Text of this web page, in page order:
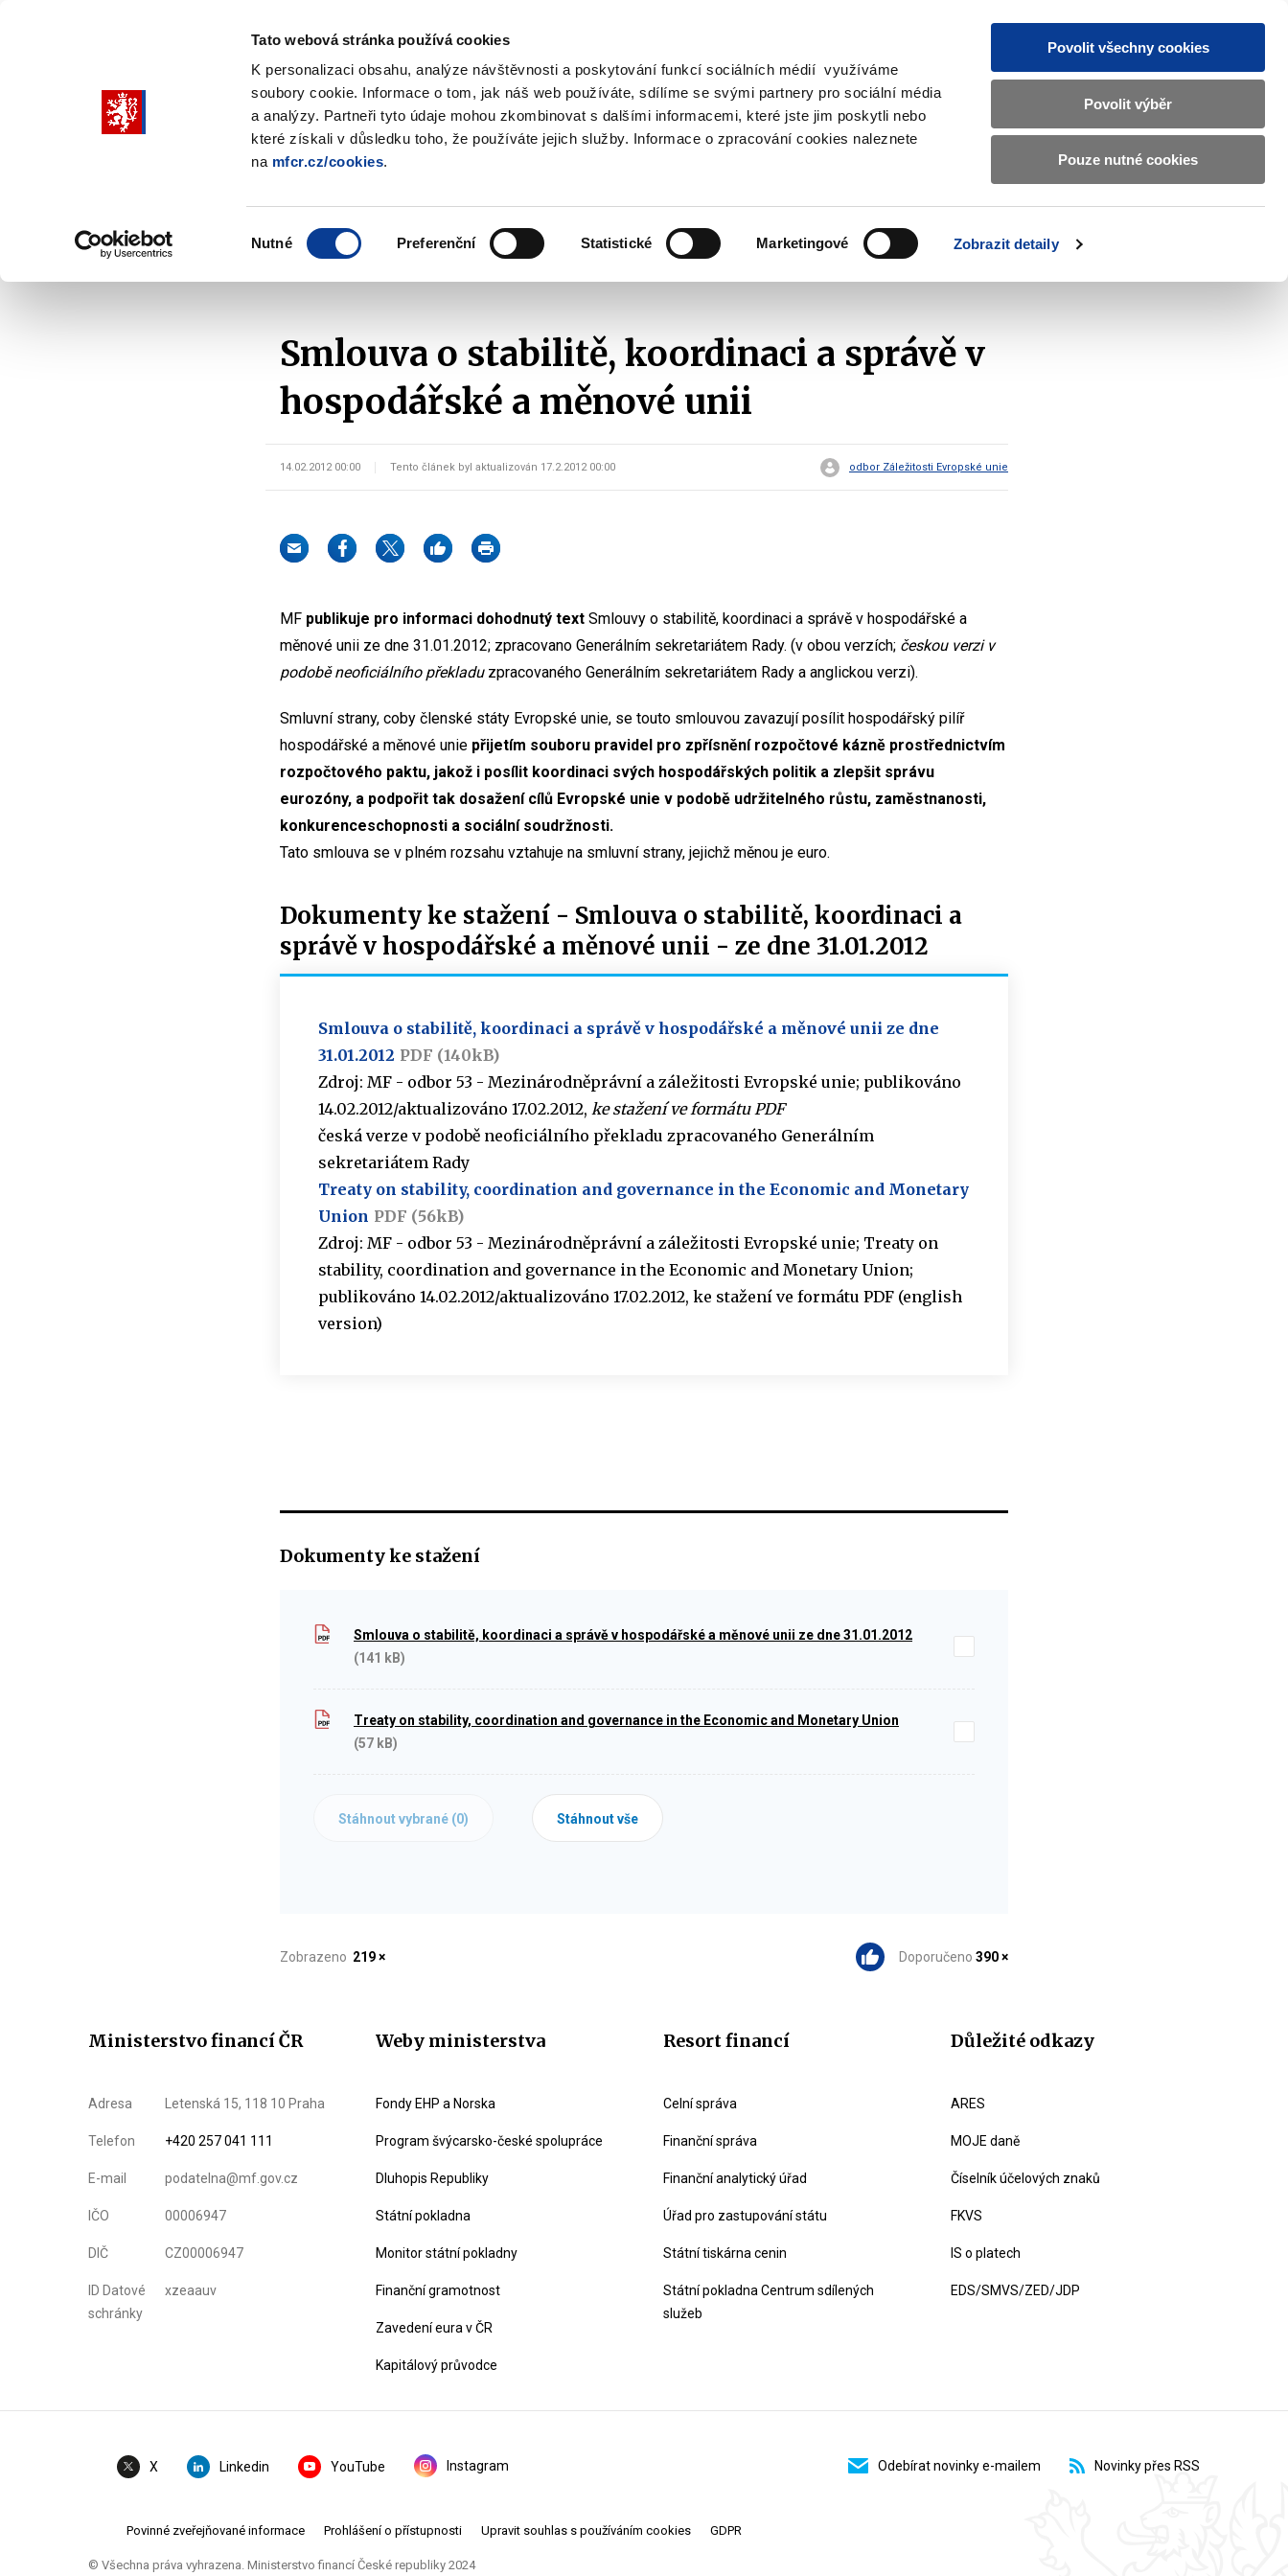
Tato webová stránka používá cookies
K personalizaci obsahu, analýze návštěvnosti a poskytování funkcí sociálních médií využíváme
soubory cookie. Informace o tom, jak náš web používáte, sdílíme se svými partnery pro sociální média
a analýzy. Partneři tyto údaje mohou zkombinovat s dalšími informacemi, které jste jim poskytli nebo
které získali v důsledku toho, že používáte jejich služby. Informace o zpracování cookies naleznete
na mfcr.cz/cookies.
Nutné Preferenční Statistické Marketingové Zobrazit detaily
Povolit všechny cookies
Povolit výběr
Pouze nutné cookies
Vyhledat
CZ EN
Základní
informace
o
Ministerstvu
financí
submenu
submenu
politika
submenu
submenu
účetnictví
submenu
EU
submenu
Aktuality Smlouva o stabilitě, koordinaci a správě v hospodářské a měnové unii
Smlouva o stabilitě, koordinaci a správě v
hospodářské a měnové unii
14.02.2012 00:00 Tento článek byl aktualizován 17.2.2012 00:00 odbor Záležitosti Evropské unie
MF publikuje pro informaci dohodnutý text Smlouvy o stabilitě, koordinaci a správě v hospodářské a
měnové unii ze dne 31.01.2012; zpracovano Generálním sekretariátem Rady. (v obou verzích; českou verzi v
podobě neoficiálního překladu zpracovaného Generálním sekretariátem Rady a anglickou verzi).
Smluvní strany, coby členské státy Evropské unie, se touto smlouvou zavazují posílit hospodářský pilíř
hospodářské a měnové unie přijetím souboru pravidel pro zpřísnění rozpočtové kázně prostřednictvím
rozpočtového paktu, jakož i posílit koordinaci svých hospodářských politik a zlepšit správu
eurozóny, a podpořit tak dosažení cílů Evropské unie v podobě udržitelného růstu, zaměstnanosti,
konkurenceschopnosti a sociální soudržnosti.
Tato smlouva se v plném rozsahu vztahuje na smluvní strany, jejichž měnou je euro.
Dokumenty ke stažení - Smlouva o stabilitě, koordinaci a
správě v hospodářské a měnové unii - ze dne 31.01.2012
Smlouva o stabilitě, koordinaci a správě v hospodářské a měnové unii ze dne
31.01.2012 PDF (140kB)
Zdroj: MF - odbor 53 - Mezinárodněprávní a záležitosti Evropské unie; publikováno
14.02.2012/aktualizováno 17.02.2012, ke stažení ve formátu PDF
česká verze v podobě neoficiálního překladu zpracovaného Generálním
sekretariátem Rady
Treaty on stability, coordination and governance in the Economic and Monetary
Union PDF (56kB)
Zdroj: MF - odbor 53 - Mezinárodněprávní a záležitosti Evropské unie; Treaty on
stability, coordination and governance in the Economic and Monetary Union;
publikováno 14.02.2012/aktualizováno 17.02.2012, ke stažení ve formátu PDF (english
version)
Dokumenty ke stažení
Smlouva o stabilitě, koordinaci a správě v hospodářské a měnové unii ze dne 31.01.2012
(141 kB)
Treaty on stability, coordination and governance in the Economic and Monetary Union
(57 kB)
Stáhnout vybrané (0) Stáhnout vše
Zobrazeno 219 × Doporučeno 390 ×
Ministerstvo financí ČR
Adresa Letenská 15, 118 10 Praha
Telefon +420 257 041 111
E-mail podatelna@mf.gov.cz
IČO 00006947
DIČ CZ00006947
ID Datové
schránky
xzeaauv
Weby ministerstva
Fondy EHP a Norska
Program švýcarsko-české spolupráce
Dluhopis Republiky
Státní pokladna
Monitor státní pokladny
Finanční gramotnost
Zavedení eura v ČR
Kapitálový průvodce
Resort financí
Celní správa
Finanční správa
Finanční analytický úřad
Úřad pro zastupování státu
Státní tiskárna cenin
Státní pokladna Centrum sdílených
služeb
Důležité odkazy
ARES
MOJE daně
Číselník účelových znaků
FKVS
IS o platech
EDS/SMVS/ZED/JDP
X Linkedin YouTube Instagram Odebírat novinky e-mailem Novinky přes RSS
Povinné zveřejňované informace Prohlášení o přístupnosti Upravit souhlas s používáním cookies GDPR
© Všechna práva vyhrazena. Ministerstvo financí České republiky 2024